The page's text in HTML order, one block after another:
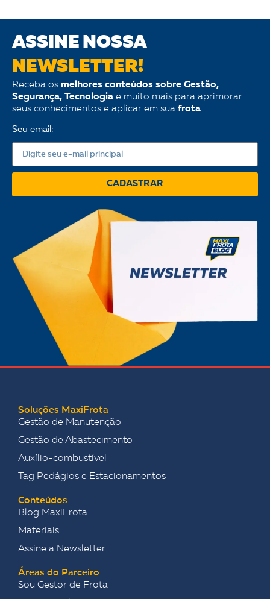
ASSINE NOSSA
NEWSLETTER!
Receba os melhores conteúdos sobre Gestão,
Segurança, Tecnologia e muito mais para aprimorar
seus conhecimentos e aplicar em sua frota.
Seu email:
CADASTRAR
Soluções MaxiFrota
Gestão de Manutenção
Gestão de Abastecimento
Auxílio-combustível
Tag Pedágios e Estacionamentos
Conteúdos
Blog MaxiFrota
Materiais
Assine a Newsletter
Áreas do Parceiro
Sou Gestor de Frota